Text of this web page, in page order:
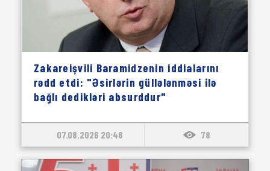
Zakareişvili Baramidzenin iddialarını
rədd etdi: "Əsirlərin güllələnməsi ilə
bağlı dedikləri absurddur"
07.08.2026 20:48 78